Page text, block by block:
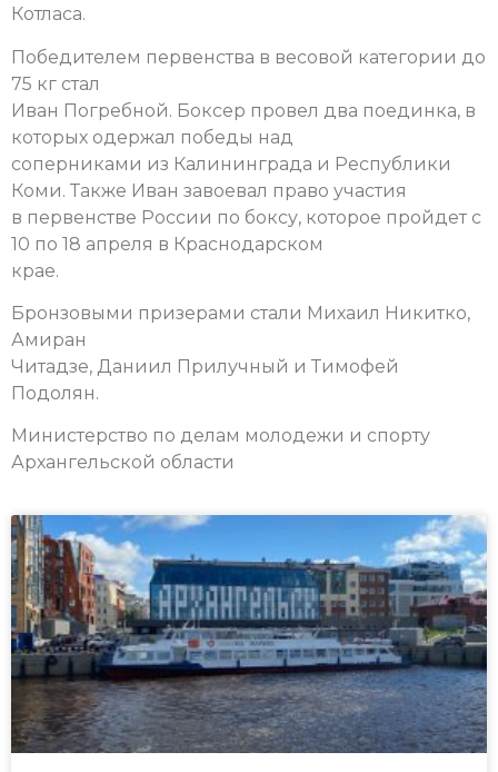
Котласа.
Победителем первенства в весовой категории до
75 кг стал
Иван Погребной. Боксер провел два поединка, в
которых одержал победы над
соперниками из Калининграда и Республики
Коми. Также Иван завоевал право участия
в первенстве России по боксу, которое пройдет с
10 по 18 апреля в Краснодарском
крае.
Бронзовыми призерами стали Михаил Никитко,
Амиран
Читадзе, Даниил Прилучный и Тимофей
Подолян.
Министерство по делам молодежи и спорту
Архангельской области